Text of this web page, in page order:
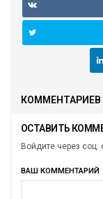
КОММЕНТАРИЕВ
ОСТАВИТЬ
Войдите через соц.
ВАШ КОММЕНТАРИЙ